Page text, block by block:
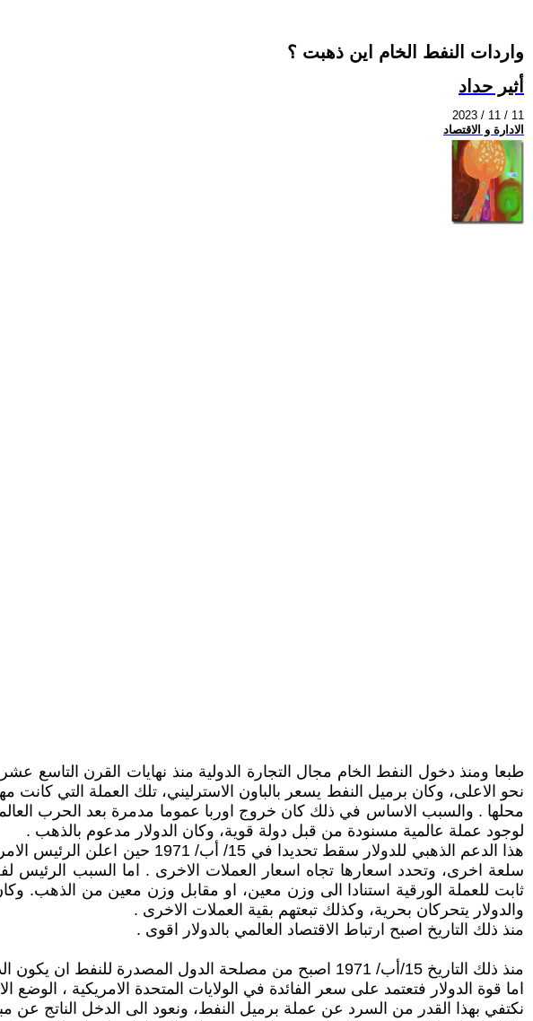
واردات النفط الخام اين ذهبت ؟
أثير حداد
2023 / 11 / 11
الادارة و الاقتصاد
طبعا ومنذ دخول النفط الخام مجال التجارة الدولية منذ نهايات القرن التاسع
نحو الاعلى، وكان برميل النفط يسعر بالباون الاسترليني، تلك العملة التي كانت
محلها . والسبب الاساس في ذلك كان خروج اوربا عموما مدمرة بعد الحرب العالمية
لوجود عملة عالمية مسنودة من قبل دولة قوية، وكان الدولار مدعوم بالذهب .
هذا الدعم الذهبي للدولار
سلعة اخرى، وتحدد اسعارها تجاه اسعار العملات الاخرى . اما السبب
والدولار يتحركان بحرية، وكذلك تبعتهم بقية العملات الاخرى .
منذ ذلك التاريخ اصبح ارتباط الاقتصاد العالمي بالدولار اقوى .
منذ ذلك التاريخ 15/أب/ 1971 اصبح من مصلحة الدول المصدرة للنفط ان يكون الدولار قويا، لان ذلك يعطيها قوة شرائية افضل.
اما قوة الدولار فتعتمد على سعر الفائدة في الولايات المتحدة الامريكية ،
نكتفي بهذا القدر من السرد عن عملة برميل النفط، ونعود الى الدخل الناتج عن